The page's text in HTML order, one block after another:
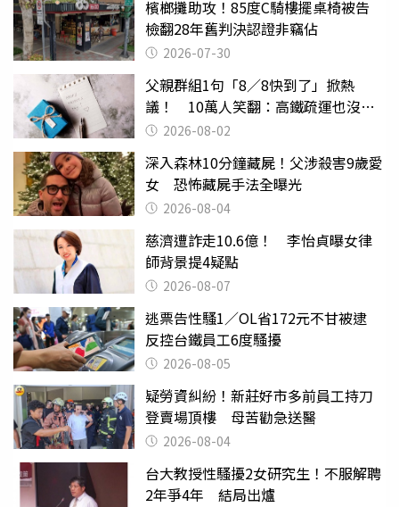
檳榔攤助攻！85度C騎樓擺桌椅被告
檢翻28年舊判決認證非竊佔
2026-07-30
父親群組1句「8／8快到了」掀熱
議！ 10萬人笑翻：高鐵疏運也沒列
父親節
2026-08-02
深入森林10分鐘藏屍！父涉殺害9歲愛
女 恐怖藏屍手法全曝光
2026-08-04
慈濟遭詐走10.6億！ 李怡貞曝女律
師背景提4疑點
2026-08-07
逃票告性騷1／OL省172元不甘被逮
反控台鐵員工6度騷擾
2026-08-05
疑勞資糾紛！新莊好市多前員工持刀
登賣場頂樓 母苦勸急送醫
2026-08-04
台大教授性騷擾2女研究生！不服解聘
2年爭4年 結局出爐